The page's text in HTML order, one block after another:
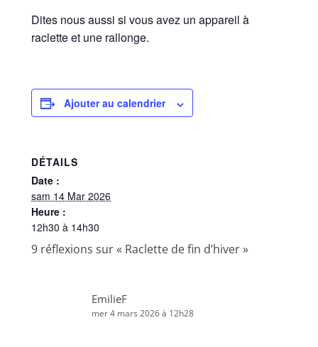
Dites nous aussi si vous avez un appareil à
raclette et une rallonge.
Ajouter au calendrier
DÉTAILS
Date :
sam 14 Mar 2026
Heure :
12h30 à 14h30
9 réflexions sur « Raclette de fin d’hiver»
EmilieF
mer 4 mars 2026 à 12h28